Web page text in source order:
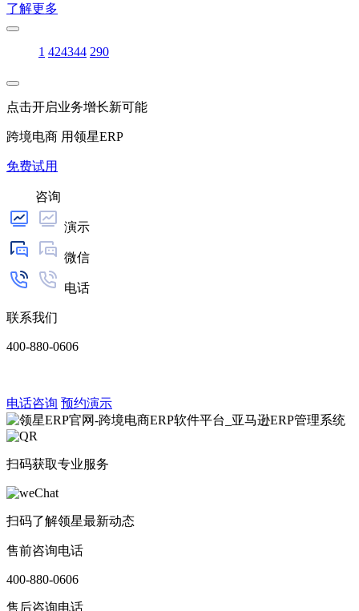
了解更多
1 424344 290
点击开启业务增长新可能
跨境电商 用领星ERP
免费试用
咨询
演示
微信
电话
联系我们
400-880-0606
电话咨询 预约演示
扫码获取专业服务
扫码了解领星最新动态
售前咨询电话
400-880-0606
售后咨询电话